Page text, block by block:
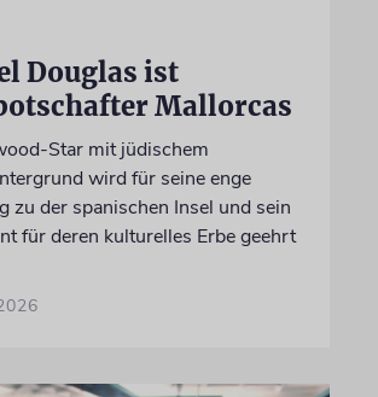
Douglas ist
Mallorcas
Star mit jüdischem
wird für seine enge
zu der spanischen Insel und sein
für deren kulturelles Erbe geehrt